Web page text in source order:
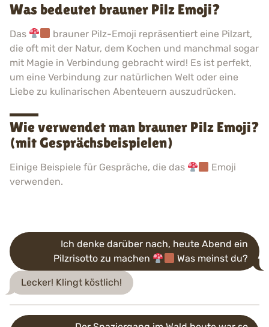
Was bedeutet brauner Pilz Emoji?
Das
brauner Pilz-Emoji repräsentiert eine Pilzart,
die oft mit der Natur, dem Kochen und manchmal sogar
mit Magie in Verbindung gebracht wird! Es ist perfekt,
um eine Verbindung zur natürlichen Welt oder eine
Liebe zu kulinarischen Abenteuern auszudrücken.
Wie verwendet man brauner Pilz Emoji?
(mit Gesprächsbeispielen)
Einige Beispiele für Gespräche, die das
Emoji
verwenden.
Ich denke darüber nach, heute Abend ein
Pilzrisotto zu machen
Was meinst du?
Lecker! Klingt köstlich!